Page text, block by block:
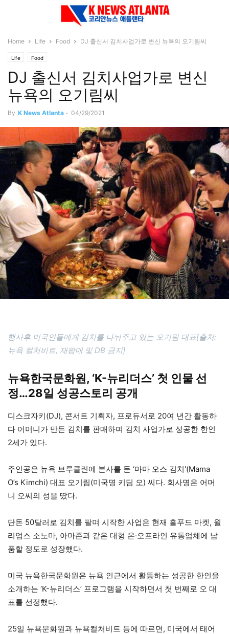
Home Life Food DJ 출신서 김치사업가로 변신 뉴욕의 오기림씨
Life Food
DJ 출신서 김치사업가로 변신
뉴욕의 오기림씨
By K News Atlanta - 04/29/2021
행사후 미국인들에게 김치를 나눠주고 있는 오기림 대표[출처:
뉴욕 컬처비트, 재팜매 및 DB 금지]
뉴욕한국문화원, ‘K-뉴리더스’ 첫 인물 선
정…28일 성공스토리 공개
디스크자키(DJ), 콘서트 기획자, 프로듀서로 20여 년간 활동하
다 어머니가 만든 김치를 판매하며 김치 사업가로 성공한 한인
2세가 있다.
주인공은 뉴욕 브루클린에 본사를 둔 ‘마마 오스 김치'(Mama
O’s Kimchi) 대표 오기림(미국명 키딤 오) 씨다. 회사명은 어머
니 오씨의 성을 땄다.
단돈 50달러로 김치를 팔며 시작한 사업은 현재 홀푸드 마켓, 윌
리엄스 소노마, 아마존과 같은 대형 온·오프라인 유통업체에 납
품할 정도로 성장했다.
미국 뉴욕한국문화원은 뉴욕 인근에서 활동하는 성공한 한인을
소개하는 ‘K-뉴리더스’ 프로그램을 시작하면서 첫 번째로 오 대
표를 선정했다.
25일 뉴욕문화원과 뉴욕컬처비트 등에 따르면, 미국에서 태어